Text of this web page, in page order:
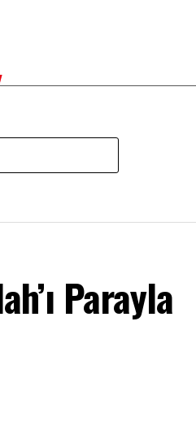
Parayla